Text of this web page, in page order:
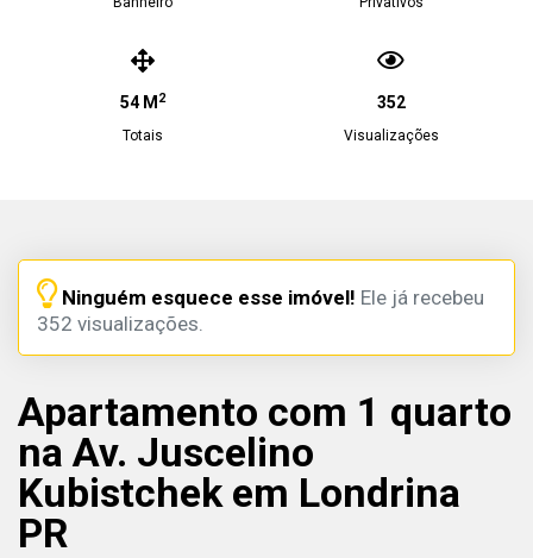
54 M 2
Totais
352
Visualizações
Ninguém esquece esse imóvel! Ele já recebeu
352 visualizações.
Apartamento com 1 quarto
na Av. Juscelino
Kubistchek em Londrina
PR